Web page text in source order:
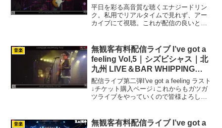
ャス｜北九州 LIVE＆BAR
WHIPPING POST
平日を彩る高音質な聴くエナジードリン
ク。私用でリアルタイムで見れず、アー
カイブにて視聴。これが配信の良いとこ
ターの鑑。始まりは3曲続けて過去のバン
ド天邪鬼の曲を歌...
音楽
無観客有料配信ライブ I’ve got a
feeling Vol,5｜シズビシャス｜北
九州 LIVE＆BAR WHIPPING
POST
配信ライブ第二弾I've got a feeling ラスト
↓チケット購入ページ↓これからもガツガ
ツライブをやっていくので皆様よろしく
ス ...
音楽
無観客有料配信ライブ I’ve got a